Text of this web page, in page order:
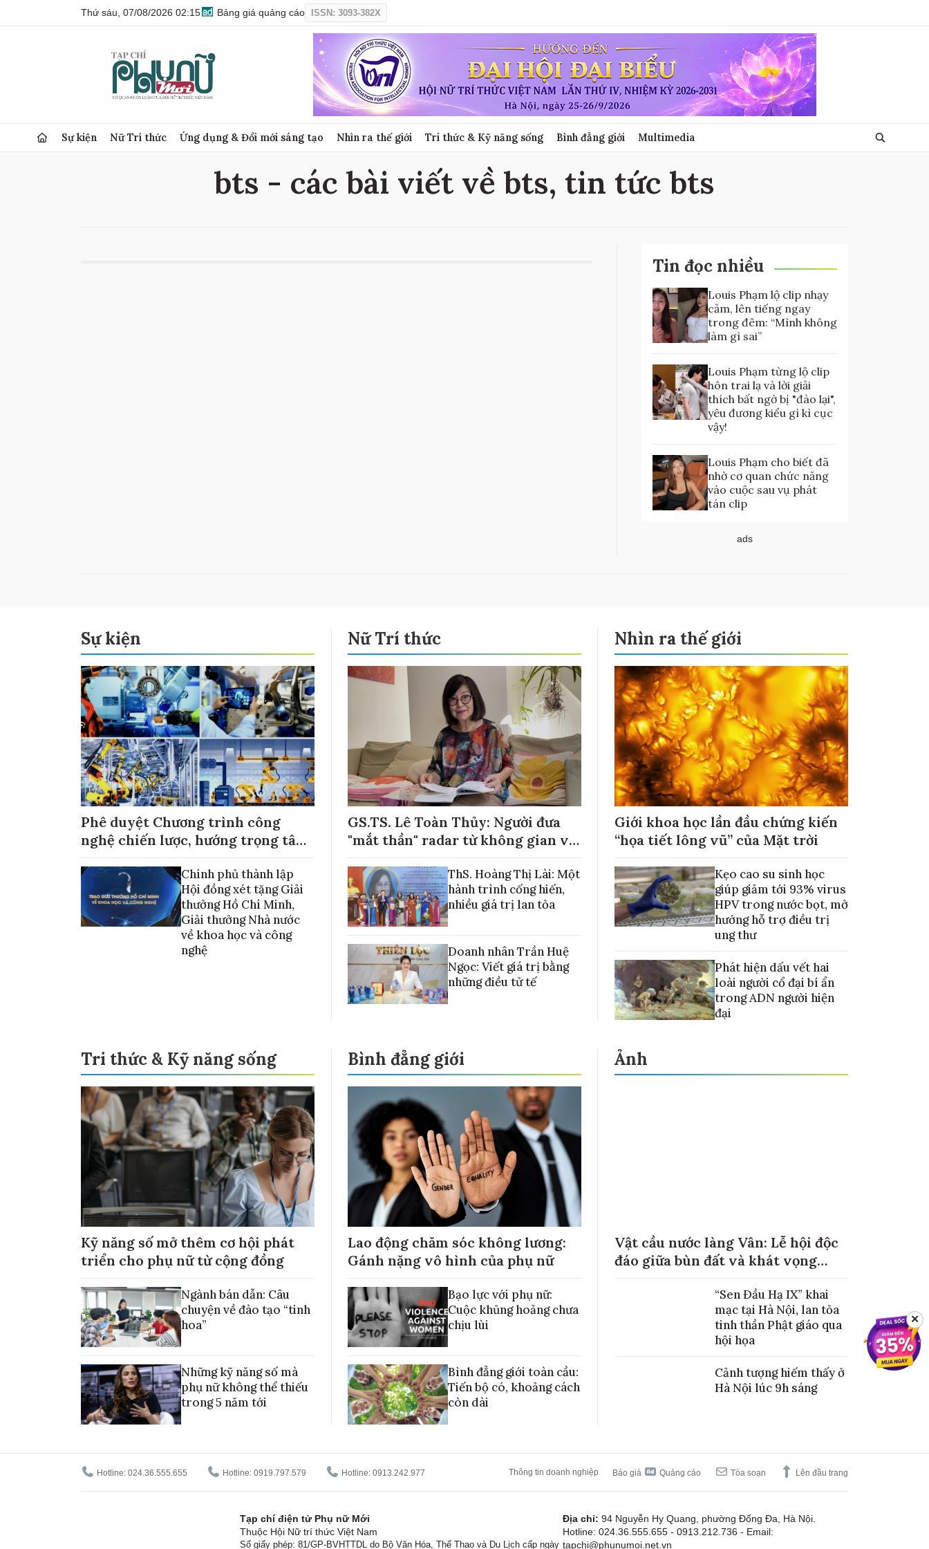
Thứ sáu, 07/08/2026 02:15 Bảng giá quảng cáo ISSN: 3093-382X
Sự kiện Nữ Trí thức Ứng dụng & Đổi mới sáng tạo Nhìn ra thế giới Tri thức & Kỹ năng sống Bình đẳng giới Multimedia
bts - các bài viết về bts, tin tức bts
Tin đọc nhiều
Louis Phạm lộ clip nhạy
cảm, lên tiếng ngay
trong đêm: “Mình không
làm gì sai”
Louis Phạm từng lộ clip
hôn trai lạ và lời giải
thích bất ngờ bị "đào lại",
yêu đương kiểu gì kì cục
vậy!
Louis Phạm cho biết đã
nhờ cơ quan chức năng
vào cuộc sau vụ phát
tán clip
ads
Sự kiện
Phê duyệt Chương trình công
nghệ chiến lược, hướng trọng tâm
Chính phủ thành lập
Hội đồng xét tặng Giải
thưởng Hồ Chí Minh,
Giải thưởng Nhà nước
về khoa học và công
nghệ
Nữ Trí thức
GS.TS. Lê Toàn Thủy: Người đưa
"mắt thần" radar từ không gian về
ThS. Hoàng Thị Lài: Một
hành trình cống hiến,
nhiều giá trị lan tỏa
Doanh nhân Trần Huệ
Ngọc: Viết giá trị bằng
những điều tử tế
Nhìn ra thế giới
Giới khoa học lần đầu chứng kiến
“họa tiết lông vũ” của Mặt trời
Kẹo cao su sinh học
giúp giảm tới 93% virus
HPV trong nước bọt, mở
hướng hỗ trợ điều trị
ung thư
Phát hiện dấu vết hai
loài người cổ đại bí ẩn
trong ADN người hiện
đại
Tri thức & Kỹ năng sống
Kỹ năng số mở thêm cơ hội phát
triển cho phụ nữ từ cộng đồng
Ngành bán dẫn: Câu
chuyện về đào tạo “tinh
hoa”
Những kỹ năng số mà
phụ nữ không thể thiếu
trong 5 năm tới
Bình đẳng giới
Lao động chăm sóc không lương:
Gánh nặng vô hình của phụ nữ
Bạo lực với phụ nữ:
Cuộc khủng hoảng chưa
chịu lùi
Bình đẳng giới toàn cầu:
Tiến bộ có, khoảng cách
còn dài
Ảnh
Vật cầu nước làng Vân: Lễ hội độc
đáo giữa bùn đất và khát vọng
“Sen Đầu Hạ IX” khai
mạc tại Hà Nội, lan tỏa
tinh thần Phật giáo qua
hội họa
Cảnh tượng hiếm thấy ở
Hà Nội lúc 9h sáng
Hotline: 024.36.555.655 Hotline: 0919.797.579 Hotline: 0913.242.977 Thông tin doanh nghiệp Báo giá Quảng cáo Tòa soạn Lên đầu trang
Tạp chí điện tử Phụ nữ Mới
Thuộc Hội Nữ trí thức Việt Nam
Số giấy phép: 81/GP-BVHTTDL do Bộ Văn Hóa, Thể Thao và Du Lịch cấp ngày
Địa chỉ: 94 Nguyễn Hy Quang, phường Đống Đa, Hà Nội.
Hotline: 024.36.555.655 - 0913.212.736 - Email:
tapchi@phunumoi.net.vn
✕